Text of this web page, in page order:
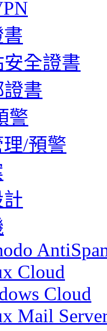
全證書
證書
警
/預警
Cloud
Cloud
Mail